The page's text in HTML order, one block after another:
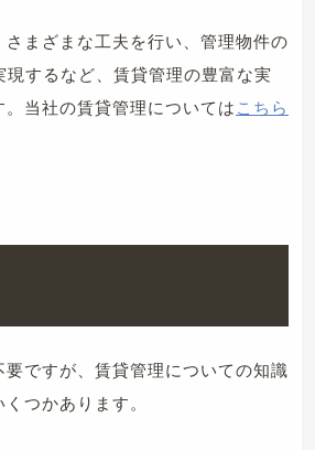
さまざまな工夫を行い、管理物件の
現するなど、賃貸管理の豊富な実
当社の賃貸管理については こちら
ですが、賃貸管理についての知識
つかあります。